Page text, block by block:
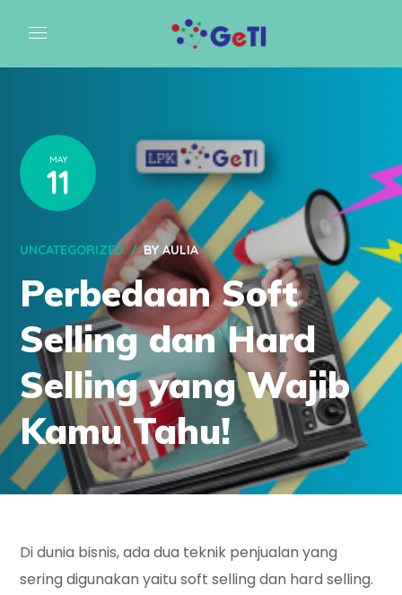
MAY
11
UNCATEGORIZED BYAULIA
Perbedaan Soft
Selling dan Hard
Selling yang Wajib
Kamu Tahu!
Di dunia bisnis, ada dua teknik penjualan yang
sering digunakan yaitu soft selling dan hard selling.